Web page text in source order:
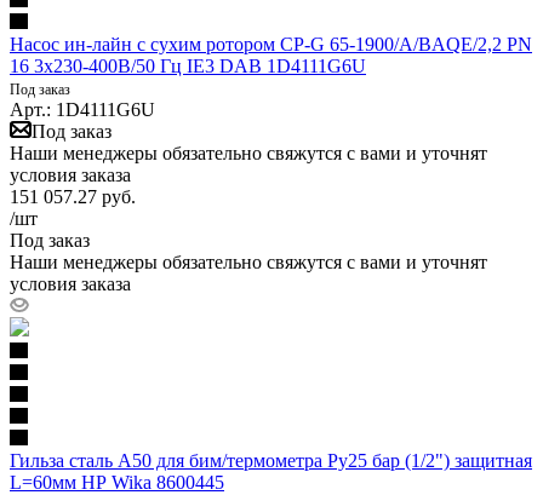
Насос ин-лайн с сухим ротором CP-G 65-1900/A/BAQE/2,2 PN
16 3x230-400В/50 Гц IE3 DAB 1D4111G6U
Под заказ
Арт.: 1D4111G6U
Под заказ
Наши менеджеры обязательно свяжутся с вами и уточнят
условия заказа
151 057.27 руб.
/шт
Под заказ
Наши менеджеры обязательно свяжутся с вами и уточнят
условия заказа
Гильза сталь A50 для бим/термометра Ру25 бар (1/2") защитная
L=60мм НР Wika 8600445